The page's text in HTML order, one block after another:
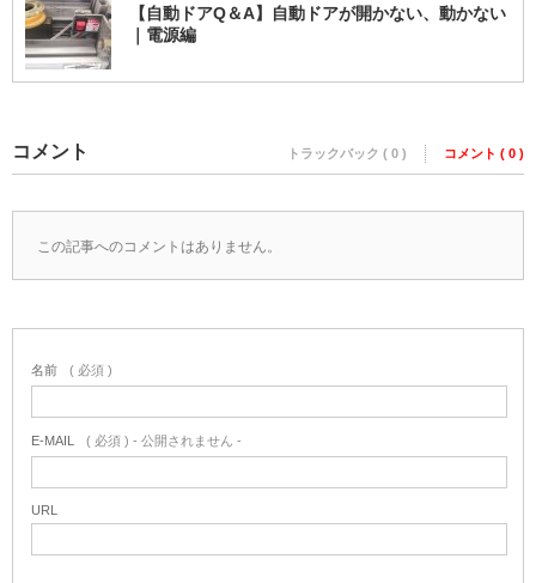
【自動ドアQ＆A】自動ドアが開かない、動かない
｜電源編
コメント トラックバック ( 0 ) コメント ( 0 )
この記事へのコメントはありません。
名前 ( 必須 )
E-MAIL ( 必須 ) - 公開されません -
URL